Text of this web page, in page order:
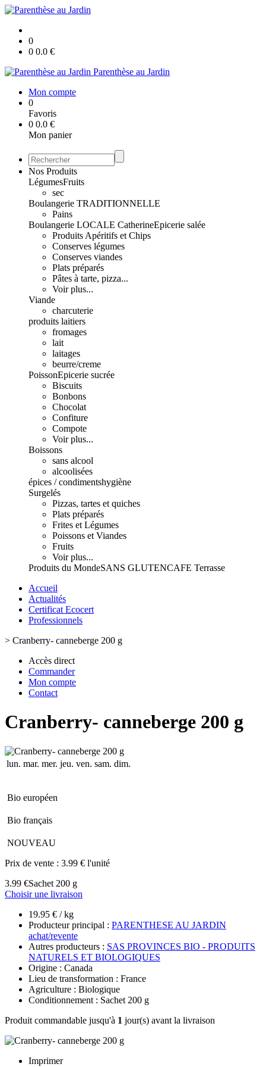
0
0 0.0 €
Parenthèse au Jardin
Mon compte
0
Favoris
0 0.0 €
Mon panier
Nos Produits
LégumesFruits
sec
Boulangerie TRADITIONNELLE
Pains
Boulangerie LOCALE CatherineEpicerie salée
Produits Apéritifs et Chips
Conserves légumes
Conserves viandes
Plats préparés
Pâtes à tarte, pizza...
Voir plus...
Viande
charcuterie
produits laitiers
fromages
lait
laitages
beurre/creme
PoissonEpicerie sucrée
Biscuits
Bonbons
Chocolat
Confiture
Compote
Voir plus...
Boissons
sans alcool
alcoolisées
épices / condimentshygiène
Surgelés
Pizzas, tartes et quiches
Plats préparés
Frites et Légumes
Poissons et Viandes
Fruits
Voir plus...
Produits du MondeSANS GLUTENCAFE Terrasse
Accueil
Actualités
Certificat Ecocert
Professionnels
> Cranberry- canneberge 200 g
Accès direct
Commander
Mon compte
Contact
Cranberry- canneberge 200 g
lun. mar. mer. jeu. ven. sam. dim.
Bio européen
Bio français
NOUVEAU
Prix de vente : 3.99 € l'unité
3.99 €Sachet 200 g
Choisir une livraison
19.95 € / kg
Producteur principal : PARENTHESE AU JARDIN
achat/revente
Autres producteurs : SAS PROVINCES BIO - PRODUITS
NATURELS ET BIOLOGIQUES
Origine : Canada
Lieu de transformation : France
Agriculture : Biologique
Conditionnement : Sachet 200 g
Produit commandable jusqu'à 1 jour(s) avant la livraison
Imprimer